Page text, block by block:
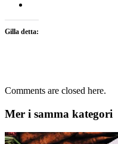
Gilla detta:
Comments are closed here.
Mer i samma kategori